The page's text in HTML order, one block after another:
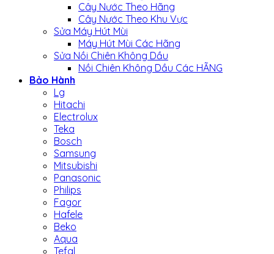
Cây Nước Theo Hãng
Cây Nước Theo Khu Vực
Sửa Máy Hút Mùi
Máy Hút Mùi Các Hãng
Sửa Nồi Chiên Không Dầu
Nồi Chiên Không Dầu Các HÃNG
Bảo Hành
Lg
Hitachi
Electrolux
Teka
Bosch
Samsung
Mitsubishi
Panasonic
Philips
Fagor
Hafele
Beko
Aqua
Tefal